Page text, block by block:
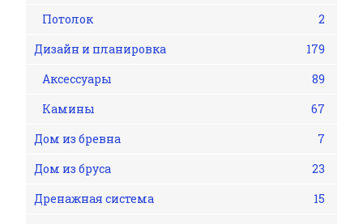
Потолок
2
Дизайн и планировка
179
Аксессуары
89
Камины
67
Дом из бревна
7
Дом из бруса
23
Дренажная система
15